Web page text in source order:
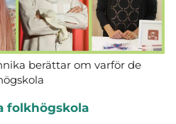
berättar om varför de
folkhögskola